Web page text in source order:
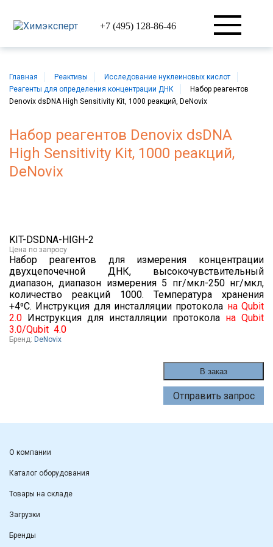
+7 (495) 128-86-46
Главная Реактивы
Исследование нуклеиновых кислот
Реагенты для определения концентрации ДНК
Набор реагентов
Denovix dsDNA High Sensitivity Kit, 1000 реакций, DeNovix
Набор реагентов Denovix dsDNA
High Sensitivity Kit, 1000 реакций,
DeNovix
KIT-DSDNA-HIGH-2
Цена по запросу
Набор реагентов для измерения концентрации
двухцепочечной ДНК, высокочувствительный
диапазон, диапазон измерения 5 пг/мкл-250 нг/мкл,
количество реакций 1000. Температура хранения
+4⁰С. Инструкция для инсталляции протокола на Qubit
2.0 Инструкция для инсталляции протокола на Qubit
3.0/Qubit 4.0
Бренд: DeNovix
В заказ
Отправить запрос
О компании
Каталог оборудования
Товары на складе
Загрузки
Бренды